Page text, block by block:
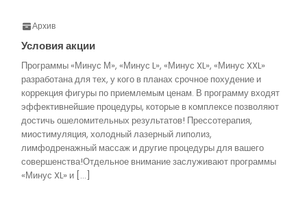
Архив
Условия акции
Программы «Минус М», «Минус L», «Минус XL», «Минус XXL»
разработана для тех, у кого в планах срочное похудение и
коррекция фигуры по приемлемым ценам. В программу входят
эффективнейшие процедуры, которые в комплексе позволяют
достичь ошеломительных результатов! Прессотерапия,
миостимуляция, холодный лазерный липолиз,
лимфодренажный массаж и другие процедуры для вашего
совершенства!Отдельное внимание заслуживают программы
«Минус XL» и […]